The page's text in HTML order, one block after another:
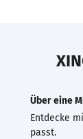
Über eine
Entdecke
passt.